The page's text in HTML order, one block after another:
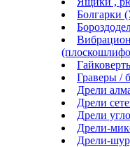
Граверы /
Дрели
Дрели
Дрели
Дрели-
Дрели-